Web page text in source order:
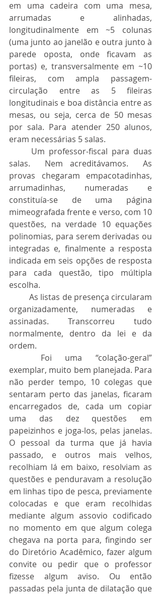
em uma cadeira com uma mesa,
arrumadas e alinhadas,
longitudinalmente em ~5 colunas
(uma junto ao janelão e outra junto à
parede oposta, onde ficavam as
portas) e, transversalmente em ~10
fileiras, com ampla passagem-
circulação entre as 5 fileiras
longitudinais e boa distância entre as
mesas, ou seja, cerca de 50 mesas
por sala. Para atender 250 alunos,
eram necessárias 5 salas.
salas.  Nem acreditávamos.  As
provas chegaram empacotadinhas,
arrumadinhas, numeradas e
constituía-se de uma página
mimeografada frente e verso, com 10
questões, na verdade 10 equações
polinomias, para serem derivadas ou
integradas e, finalmente a resposta
indicada em seis opções de resposta
para cada questão, tipo múltipla
escolha.
	As listas de presença circularam
organizadamente, numeradas e
assinadas. Transcorreu tudo
normalmente, dentro da lei e da
ordem.
exemplar, muito bem planejada. Para
não perder tempo, 10 colegas que
sentaram perto das janelas, ficaram
encarregados de, cada um copiar
uma das dez questões em
papeizinhos e joga-los, pelas janelas.
O pessoal da turma que já havia
passado, e outros mais velhos,
recolhiam lá em baixo, resolviam as
questões e penduravam a resolução
em linhas tipo de pesca, previamente
colocadas e que eram recolhidas
mediante algum assovio codificado
no momento em que algum colega
chegava na porta para, fingindo ser
do Diretório Acadêmico, fazer algum
convite ou pedir que o professor
fizesse algum aviso. Ou então
passadas pela junta de dilatação que